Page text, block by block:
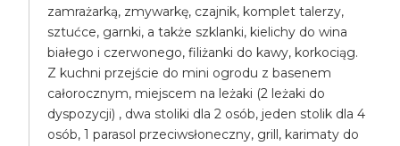
zamrażarką, zmywarkę, czajnik, komplet talerzy,
sztućce, garnki, a także szklanki, kielichy do wina
białego i czerwonego, filiżanki do kawy, korkociąg.
Z kuchni przejście do mini ogrodu z basenem
całorocznym, miejscem na leżaki (2 leżaki do
dyspozycji) , dwa stoliki dla 2 osób, jeden stolik dla 4
osób, 1 parasol przeciwsłoneczny, grill, karimaty do